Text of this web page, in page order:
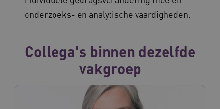
onderzoeks- en analytische vaardigheden.
Collega's binnen dezelfde
vakgroep